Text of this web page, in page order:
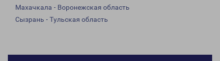
Махачкала - Воронежская область
Сызрань - Тульская область